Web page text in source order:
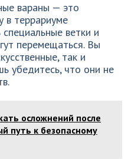
вараны — это
в террариуме
ветки и
перемещаться. Вы
так и
убедитесь, что они не
осложнений после
путь к безопасному